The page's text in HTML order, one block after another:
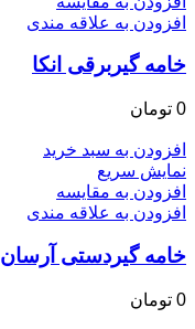
افزودن به علاقه مندی
خامه گیربرقی انکا
0 تومان
افزودن به سبد خرید
نمایش سریع
افزودن به مقایسه
افزودن به علاقه مندی
خامه گیردستی آرسان
0 تومان